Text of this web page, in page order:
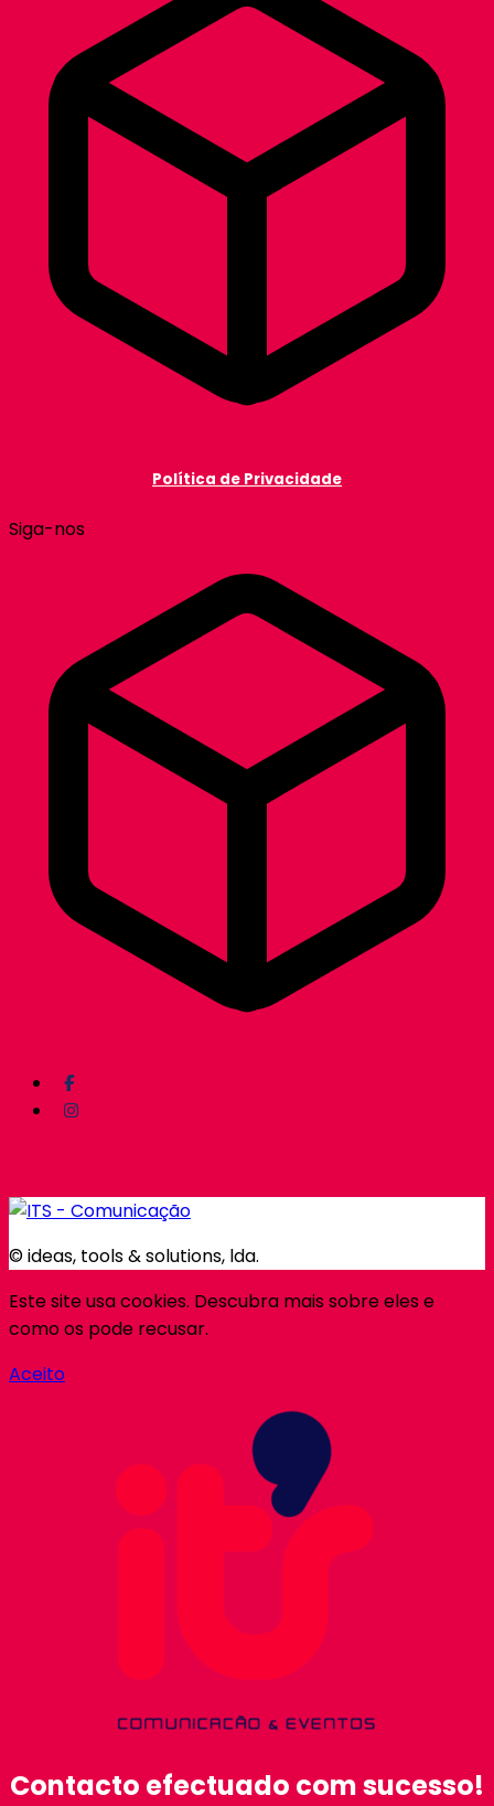
Política de Privacidade
Siga-nos
© ideas, tools & solutions, lda.
Este site usa cookies. Descubra mais sobre eles e
como os pode recusar.
Aceito
Contacto efectuado com sucesso!